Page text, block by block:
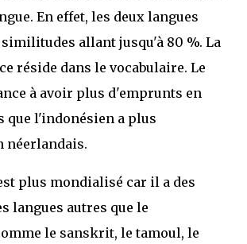
En effet, les deux langues
allant jusqu'à 80 %. La
réside dans le vocabulaire. Le
à avoir plus d'emprunts en
que l'indonésien a plus
néerlandais.
plus mondialisé car il a des
langues autres que le
le sanskrit, le tamoul, le